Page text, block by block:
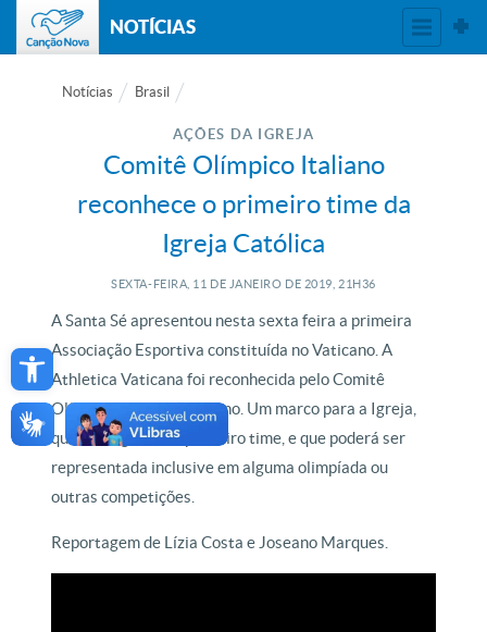
Open toolbar
NOTÍCIAS
Notícias Brasil
AÇÕES DA IGREJA
Comitê Olímpico Italiano
reconhece o primeiro time da
Igreja Católica
SEXTA-FEIRA, 11 DE JANEIRO DE 2019, 21H36
A Santa Sé apresentou nesta sexta feira a primeira
Associação Esportiva constituída no Vaticano. A
Athletica Vaticana foi reconhecida pelo Comitê
Olímpico Nacional Italiano. Um marco para a Igreja,
que tem agora seu primeiro time, e que poderá ser
representada inclusive em alguma olimpíada ou
outras competições.
Reportagem de Lízia Costa e Joseano Marques.